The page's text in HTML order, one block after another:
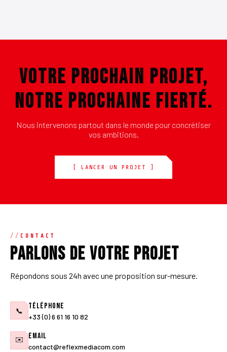
VOTRE PROCHAIN PROJET,
NOTRE PROCHAINE FIERTÉ.
Nous intervenons partout dans le monde pour concrétiser
vos ambitions.
[ LANCER UN PROJET ]
CONTACT
Parlons de votre projet
Répondons sous 24h avec une proposition sur-mesure.
📞 Téléphone
+33 (0) 6 61 16 10 82
✉️ Email
contact@reflexmediacom.com